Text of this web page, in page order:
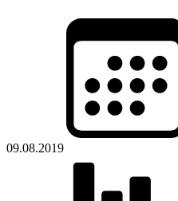
09.08.2019